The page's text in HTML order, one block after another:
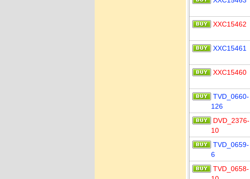
XXC15462
XXC15461
XXC15460
TVD_0660-
126
DVD_2376-
10
TVD_0659-
6
TVD_0658-